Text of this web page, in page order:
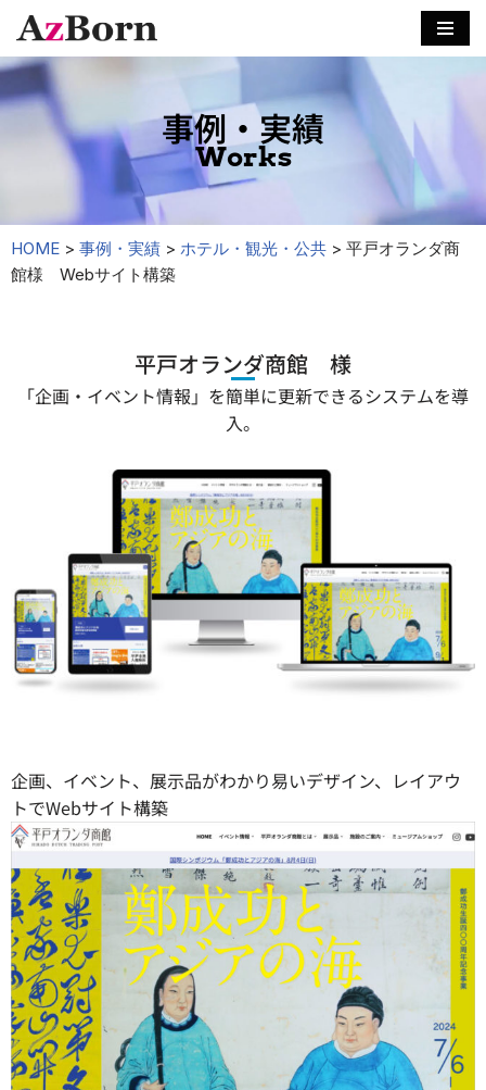
コ
テ
キ
ッ
事例・実績
Works
HOME > 事例・実績 > ホテル・観光・公共 > 平戸オランダ商
館様 Webサイト構築
平戸オランダ商館 様
「企画・イベント情報」を簡単に更新できるシステムを導
入。
企画、イベント、展示品がわかり易いデザイン、レイアウ
トでWebサイト構築